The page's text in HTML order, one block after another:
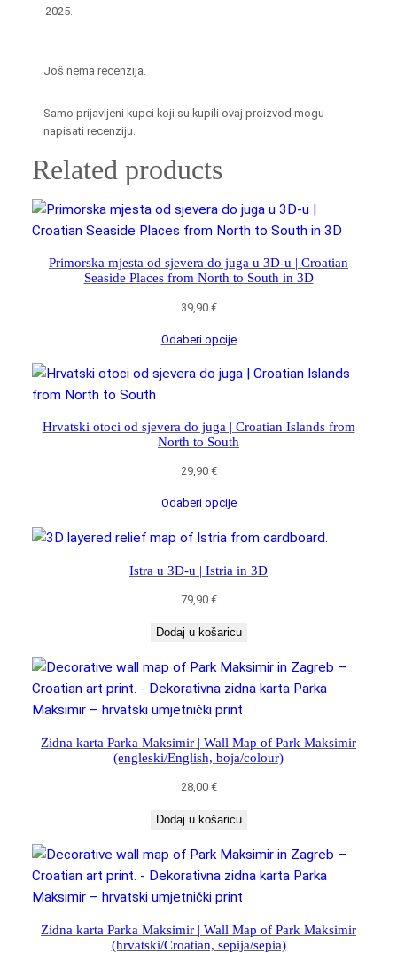
2025.
Još nema recenzija.
Samo prijavljeni kupci koji su kupili ovaj proizvod mogu
napisati recenziju.
Related products
Primorska mjesta od sjevera do juga u 3D-u | Croatian
Seaside Places from North to South in 3D
39,90 €
Odaberi opcije
Hrvatski otoci od sjevera do juga | Croatian Islands from
North to South
29,90 €
Odaberi opcije
Istra u 3D-u | Istria in 3D
79,90 €
Dodaj u košaricu
Zidna karta Parka Maksimir | Wall Map of Park Maksimir
(engleski/English, boja/colour)
28,00 €
Dodaj u košaricu
Zidna karta Parka Maksimir | Wall Map of Park Maksimir
(hrvatski/Croatian, sepija/sepia)